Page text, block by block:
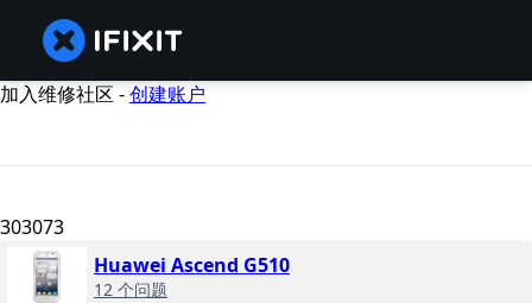
加入维修社区 -创建账户
303073
Huawei Ascend G510
12 个问题